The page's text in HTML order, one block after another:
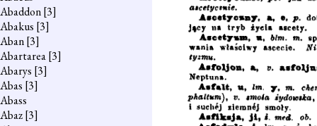
Abaddon[3]
Abakus [3]
Aban[3]
Abartarea[3]
Abarys [3]
Abas [3]
Abass
Abaz[3]